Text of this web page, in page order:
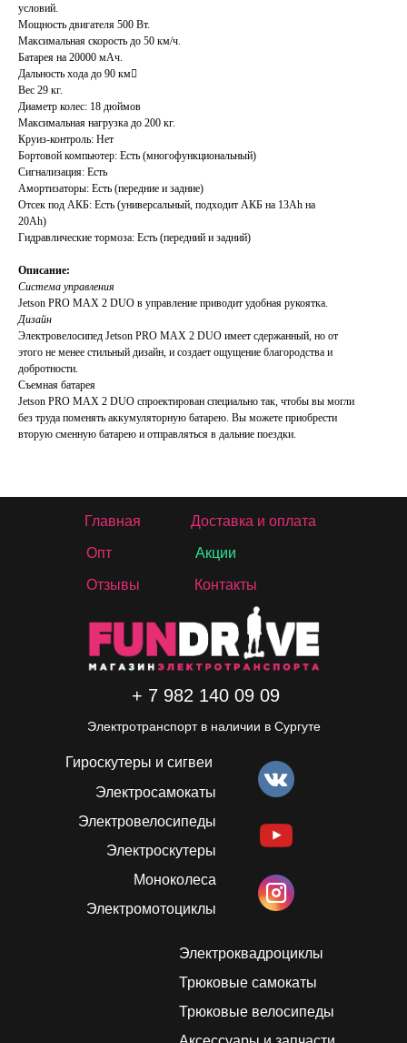
условий.
Мощность двигателя 500 Вт.
Максимальная скорость до 50 км/ч.
Батарея на 20000 мАч.
Дальность хода до 90 км
Вес 29 кг.
Диаметр колес: 18 дюймов
Максимальная нагрузка до 200 кг.
Круиз-контроль: Нет
Бортовой компьютер: Есть (многофункциональный)
Сигнализация: Есть
Амортизаторы: Есть (передние и задние)
Отсек под АКБ: Есть (универсальный, подходит АКБ на 13Ah на
20Ah)
Гидравлические тормоза: Есть (передний и задний)
Описание:
Система управления
Jetson PRO MAX 2 DUO в управление приводит удобная рукоятка.
Дизайн
Электровелосипед Jetson PRO MAX 2 DUO имеет сдержанный, но от
этого не менее стильный дизайн, и создает ощущение благородства и
добротности.
Съемная батарея
Jetson PRO MAX 2 DUO спроектирован специально так, чтобы вы могли
без труда поменять аккумуляторную батарею. Вы можете приобрести
вторую сменную батарею и отправляться в дальние поездки.
Гироскутеры и сигвеи
Электросамокаты
Электровелосипеды
Электроскутеры
Моноколеса
Электромотоциклы
Электроквадроциклы
Трюковые самокаты
Трюковые велосипеды
Главная Доставка и оплата
Опт
Отзывы
Акции
Контакты
+ 7 982 140 09 09
Электротранспорт в наличии в Сургуте